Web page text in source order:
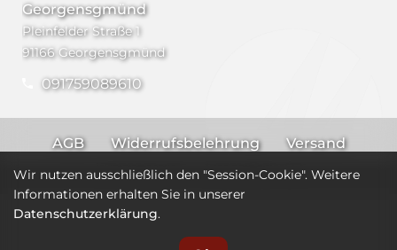
Georgensgmünd
Pleinfelder Straße 1
91166 Georgensgmünd
091759089610
AGB Widerrufsbelehrung
Versand
Impressum
Datenschutz
Wir nutzen ausschließlich den "Session-Cookie". Weitere
Informationen erhalten Sie in unserer
Datenschutzerklärung.